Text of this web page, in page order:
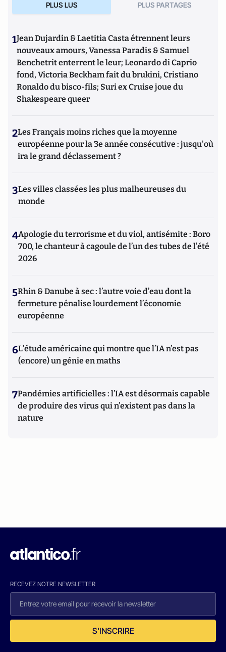
PLUS LUS PLUS PARTAGES
1Jean Dujardin & Laetitia Casta étrennent leurs
nouveaux amours, Vanessa Paradis & Samuel
Benchetrit enterrent le leur; Leonardo di Caprio
fond, Victoria Beckham fait du brukini, Cristiano
Ronaldo du bisco-fils; Suri ex Cruise joue du
Shakespeare queer
2Les Français moins riches que la moyenne
européenne pour la 3e année consécutive : jusqu'où
ira le grand déclassement ?
3Les villes classées les plus malheureuses du
monde
4Apologie du terrorisme et du viol, antisémite : Boro
700, le chanteur à cagoule de l’un des tubes de l’été
2026
5Rhin & Danube à sec : l’autre voie d’eau dont la
fermeture pénalise lourdement l’économie
européenne
6L’étude américaine qui montre que l’IA n’est pas
(encore) un génie en maths
7Pandémies artificielles : l’IA est désormais capable
de produire des virus qui n’existent pas dans la
nature
RECEVEZ NOTRE NEWSLETTER
S'INSCRIRE